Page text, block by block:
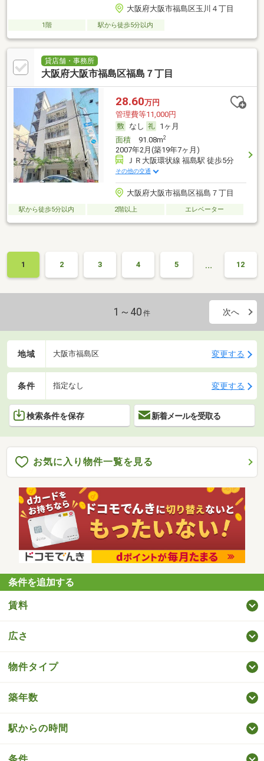
大阪府大阪市福島区玉川４丁目
1階 駅から徒歩5分以内
貸店舗・事務所
大阪府大阪市福島区福島７丁目
28.60万円
管理費等11,000円
なし
1ヶ月
面積91.08m2
2007年2月(築19年7ヶ月)
ＪＲ大阪環状線 福島駅 徒歩5分
その他の交通
大阪府大阪市福島区福島７丁目
駅から徒歩5分以内 2階以上 エレベーター
1 2 3 4 5 … 12
1～40 件 次へ
地域 大阪市福島区 変更する
条件 指定なし 変更する
検索条件を保存 新着メールを受取る
お気に入り物件一覧を見る
条件を追加する
賃料
広さ
物件タイプ
築年数
駅からの時間
条件